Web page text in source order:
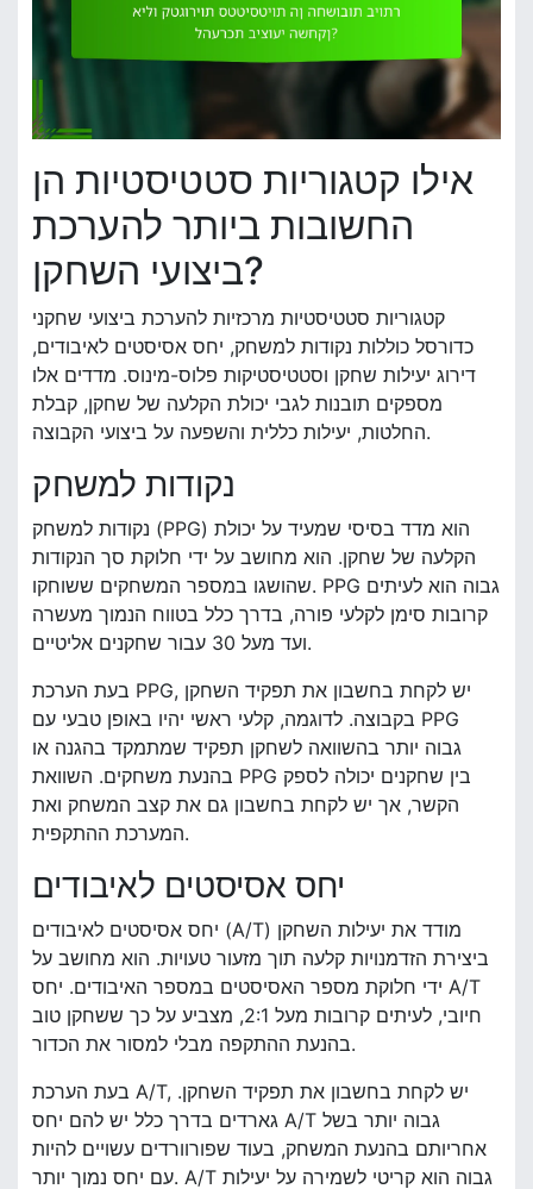
אילו קטגוריות סטטיסטיות הן
החשובות ביותר להערכת
ביצועי השחקן?
קטגוריות סטטיסטיות מרכזיות להערכת ביצועי שחקני
כדורסל כוללות נקודות למשחק, יחס אסיסטים לאיבודים,
דירוג יעילות שחקן וסטטיסטיקות פלוס-מינוס. מדדים אלו
מספקים תובנות לגבי יכולת הקלעה של שחקן, קבלת
החלטות, יעילות כללית והשפעה על ביצועי הקבוצה.
נקודות למשחק
נקודות למשחק (PPG) הוא מדד בסיסי שמעיד על יכולת
הקלעה של שחקן. הוא מחושב על ידי חלוקת סך הנקודות
שהושגו במספר המשחקים ששוחקו. PPG גבוה הוא לעיתים
קרובות סימן לקלעי פורה, בדרך כלל בטווח הנמוך מעשרה
ועד מעל 30 עבור שחקנים אליטיים.
בעת הערכת PPG, יש לקחת בחשבון את תפקיד השחקן
בקבוצה. לדוגמה, קלעי ראשי יהיו באופן טבעי עם PPG
גבוה יותר בהשוואה לשחקן תפקיד שמתמקד בהגנה או
בהנעת משחקים. השוואת PPG בין שחקנים יכולה לספק
הקשר, אך יש לקחת בחשבון גם את קצב המשחק ואת
המערכת ההתקפית.
יחס אסיסטים לאיבודים
יחס אסיסטים לאיבודים (A/T) מודד את יעילות השחקן
ביצירת הזדמנויות קלעה תוך מזעור טעויות. הוא מחושב על
ידי חלוקת מספר האסיסטים במספר האיבודים. יחס A/T
חיובי, לעיתים קרובות מעל 2:1, מצביע על כך ששחקן טוב
בהנעת ההתקפה מבלי למסור את הכדור.
בעת הערכת A/T, יש לקחת בחשבון את תפקיד השחקן.
גארדים בדרך כלל יש להם יחס A/T גבוה יותר בשל
אחריותם בהנעת המשחק, בעוד שפורוורדים עשויים להיות
עם יחס נמוך יותר. A/T גבוה הוא קריטי לשמירה על יעילות